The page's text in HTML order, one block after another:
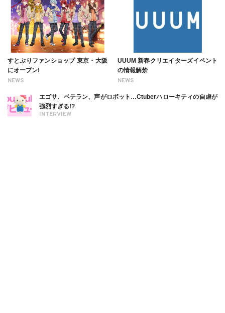
NEWS
すとぷりファンショップ 東京・大阪
にオープン!
NEWS
UUUM 新春クリエイターズイベント
の情報解禁
INTERVIEW
エゴサ、ベテラン、声がロボット…Ctuberハローキティの自虐が
強烈すぎる!?